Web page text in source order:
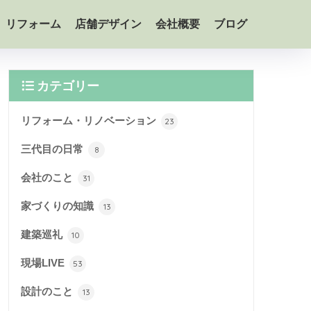
リフォーム 店舗デザイン 会社概要 ブログ
カテゴリー
リフォーム・リノベーション 23
三代目の日常 8
会社のこと 31
家づくりの知識 13
建築巡礼 10
現場LIVE 53
設計のこと 13